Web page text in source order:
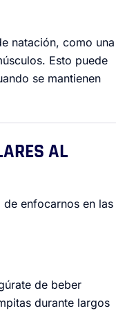
natación, como una
Esto puede
se mantienen
AL
enfocarnos en las
de beber
durante largos